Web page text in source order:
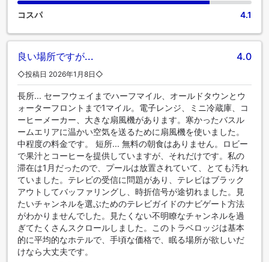
コスパ 4.1
良い場所ですが... 4.0
◇投稿日 2026年1月8日◇
長所... セーフウェイまでハーフマイル、オールドタウンとウ
ォーターフロントまで1マイル。電子レンジ、ミニ冷蔵庫、コ
ーヒーメーカー、大きな扇風機があります。寒かったバスル
ームエリアに温かい空気を送るために扇風機を使いました。
中程度の料金です。 短所... 無料の朝食はありません。ロビー
で果汁とコーヒーを提供していますが、それだけです。私の
滞在は1月だったので、プールは放置されていて、とても汚れ
ていました。テレビの受信に問題があり、テレビはブラック
アウトしてバッファリングし、時折信号が途切れました。見
たいチャンネルを選ぶためのテレビガイドのナビゲート方法
がわかりませんでした。見たくない不明瞭なチャンネルを過
ぎてたくさんスクロールしました。このトラベロッジは基本
的に平均的なホテルで、手頃な価格で、眠る場所が欲しいだ
けなら大丈夫です。